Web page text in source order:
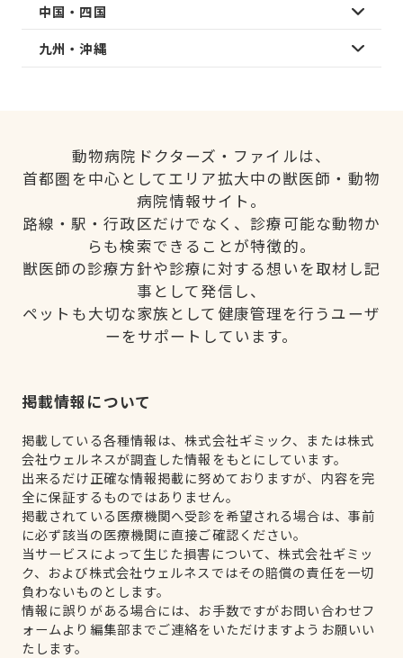
中国・四国
九州・沖縄
動物病院ドクターズ・ファイルは、
首都圏を中心としてエリア拡大中の獣医師・動物
病院情報サイト。
路線・駅・行政区だけでなく、診療可能な動物か
らも検索できることが特徴的。
獣医師の診療方針や診療に対する想いを取材し記
事として発信し、
ペットも大切な家族として健康管理を行うユーザ
ーをサポートしています。
掲載情報について
掲載している各種情報は、株式会社ギミック、または株式
会社ウェルネスが調査した情報をもとにしています。
出来るだけ正確な情報掲載に努めておりますが、内容を完
全に保証するものではありません。
掲載されている医療機関へ受診を希望される場合は、事前
に必ず該当の医療機関に直接ご確認ください。
当サービスによって生じた損害について、株式会社ギミッ
ク、および株式会社ウェルネスではその賠償の責任を一切
負わないものとします。
情報に誤りがある場合には、お手数ですがお問い合わせフ
ォームより編集部までご連絡をいただけますようお願いい
たします。